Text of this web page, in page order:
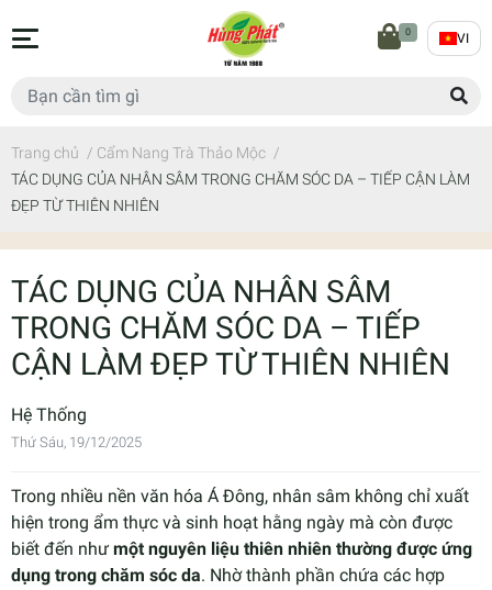
0 VI
Trang chủ / Cẩm Nang Trà Thảo Mộc /
TÁC DỤNG CỦA NHÂN SÂM TRONG CHĂM SÓC DA – TIẾP CẬN LÀM
ĐẸP TỪ THIÊN NHIÊN
TÁC DỤNG CỦA NHÂN SÂM
TRONG CHĂM SÓC DA – TIẾP
CẬN LÀM ĐẸP TỪ THIÊN NHIÊN
Hệ Thống
Thứ Sáu, 19/12/2025
Trong nhiều nền văn hóa Á Đông, nhân sâm không chỉ xuất
hiện trong ẩm thực và sinh hoạt hằng ngày mà còn được
biết đến như một nguyên liệu thiên nhiên thường được ứng
dụng trong chăm sóc da. Nhờ thành phần chứa các hợp